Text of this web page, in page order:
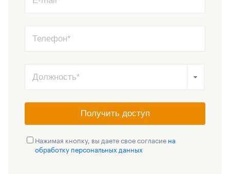
Получить доступ
Нажимая кнопку, вы даете свое согласие на
обработку персональных данных